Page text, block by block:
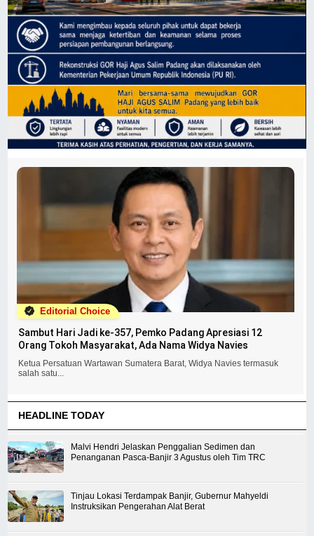
Editorial Choice
Sambut Hari Jadi ke-357, Pemko Padang Apresiasi 12
Orang Tokoh Masyarakat, Ada Nama Widya Navies
Ketua Persatuan Wartawan Sumatera Barat, Widya Navies termasuk
salah satu...
HEADLINE TODAY
Malvi Hendri Jelaskan Penggalian Sedimen dan
Penanganan Pasca-Banjir 3 Agustus oleh Tim TRC
Tinjau Lokasi Terdampak Banjir, Gubernur Mahyeldi
Instruksikan Pengerahan Alat Berat